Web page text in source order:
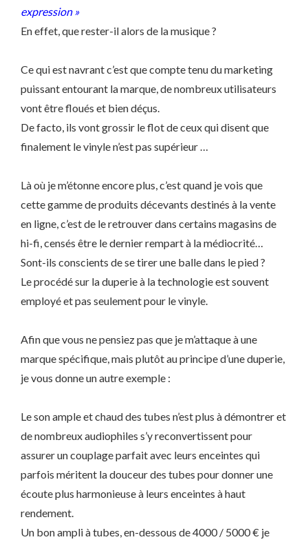
expression »
En effet, que rester-il alors de la musique ?
Ce qui est navrant c’est que compte tenu du marketing
puissant entourant la marque, de nombreux utilisateurs
vont être floués et bien déçus.
De facto, ils vont grossir le flot de ceux qui disent que
finalement le vinyle n’est pas supérieur …
Là où je m’étonne encore plus, c’est quand je vois que
cette gamme de produits décevants destinés à la vente
en ligne, c’est de le retrouver dans certains magasins de
hi-fi, censés être le dernier rempart à la médiocrité…
Sont-ils conscients de se tirer une balle dans le pied ?
Le procédé sur la duperie à la technologie est souvent
employé et pas seulement pour le vinyle.
Afin que vous ne pensiez pas que je m’attaque à une
marque spécifique, mais plutôt au principe d’une duperie,
je vous donne un autre exemple :
Le son ample et chaud des tubes n’est plus à démontrer et
de nombreux audiophiles s’y reconvertissent pour
assurer un couplage parfait avec leurs enceintes qui
parfois méritent la douceur des tubes pour donner une
écoute plus harmonieuse à leurs enceintes à haut
rendement.
Un bon ampli à tubes, en-dessous de 4000 / 5000 € je